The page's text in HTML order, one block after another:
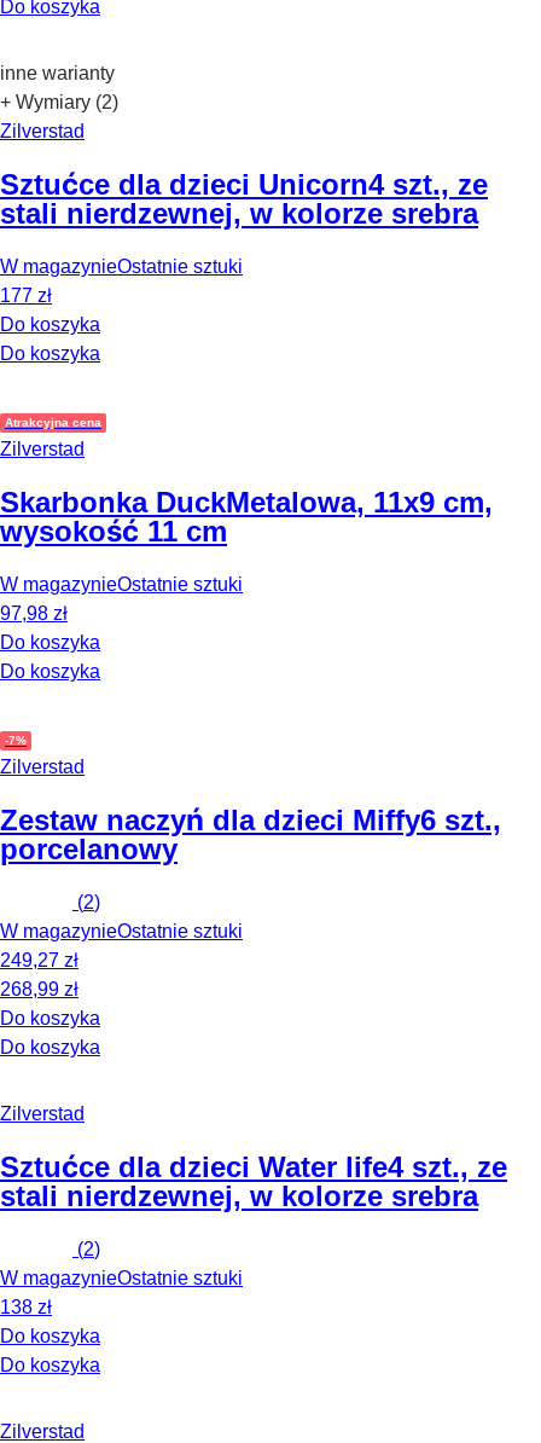
Do koszyka
inne warianty
+ Wymiary (2)
Zilverstad
Sztućce dla dzieci Unicorn4 szt., ze
stali nierdzewnej, w kolorze srebra
W magazynieOstatnie sztuki
177 zł
Do koszyka
Do koszyka
Atrakcyjna cena
Zilverstad
Skarbonka DuckMetalowa, 11x9 cm,
wysokość 11 cm
W magazynieOstatnie sztuki
97,98 zł
Do koszyka
Do koszyka
-7%
Zilverstad
Zestaw naczyń dla dzieci Miffy6 szt.,
porcelanowy
(2)
W magazynieOstatnie sztuki
249,27 zł
268,99 zł
Do koszyka
Do koszyka
Zilverstad
Sztućce dla dzieci Water life4 szt., ze
stali nierdzewnej, w kolorze srebra
(2)
W magazynieOstatnie sztuki
138 zł
Do koszyka
Do koszyka
Zilverstad